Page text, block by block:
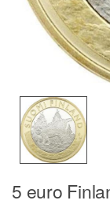
5 euro